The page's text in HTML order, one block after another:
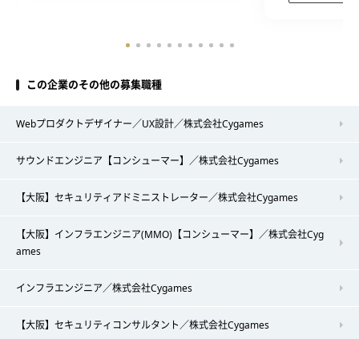
この企業のその他の募集職種
Webプロダクトデザイナー／UX設計／株式会社Cygames
サウンドエンジニア【コンシューマー】／株式会社Cygames
【大阪】セキュリティアドミニストレーター／株式会社Cygames
【大阪】インフラエンジニア(MMO)【コンシューマー】／株式会社Cyg
ames
インフラエンジニア／株式会社Cygames
【大阪】セキュリティコンサルタント／株式会社Cygames